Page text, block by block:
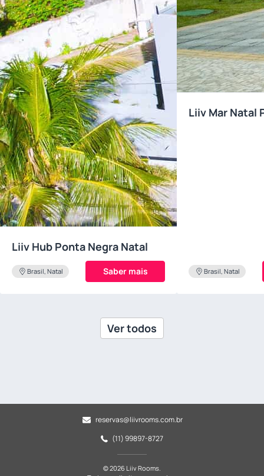
Liiv Hub Ponta Negra Natal
Brasil, Natal Saber mais
Liiv Mar Natal
Brasil, Natal
Ver todos
reservas@liivrooms.com.br
(11) 99897-8727
© 2026 Liiv Rooms.